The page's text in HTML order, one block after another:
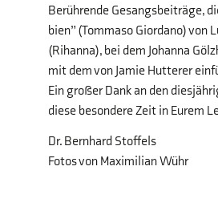
Berührende Gesangsbeiträge,
bien” (Tommaso Giordano) von
(Rihanna), bei dem Johanna
mit dem von Jamie Hutterer
Ein großer Dank an den
diese besondere Zeit in Eurem
Dr. Bernhard Stoffels
Fotos von Maximilian Wühr